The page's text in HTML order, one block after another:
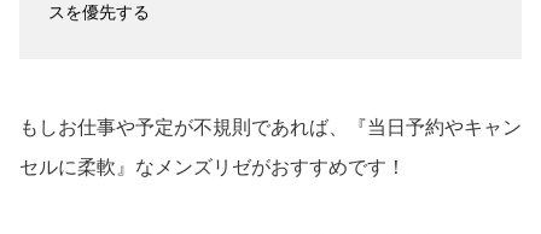
スを優先する
もしお仕事や予定が不規則であれば、『当日予約やキャン
セルに柔軟』なメンズリゼがおすすめです！